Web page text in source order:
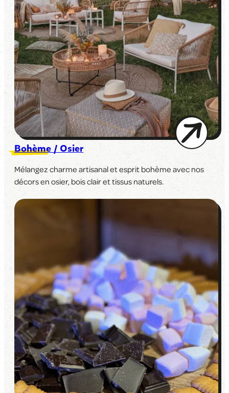
Bohème / Osier
Mélangez charme artisanal et esprit bohème avec nos
décors en osier, bois clair et tissus naturels.